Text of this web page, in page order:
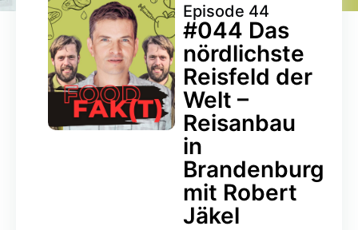
Episode 44
#044 Das
nördlichste
Reisfeld der
Welt –
Reisanbau
in
Brandenburg
mit Robert
Jäkel